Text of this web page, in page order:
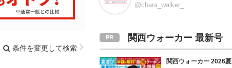
条件を変更して検索
@chara_walker_
関西ウォーカー 最新号
関西ウォーカー 2026夏